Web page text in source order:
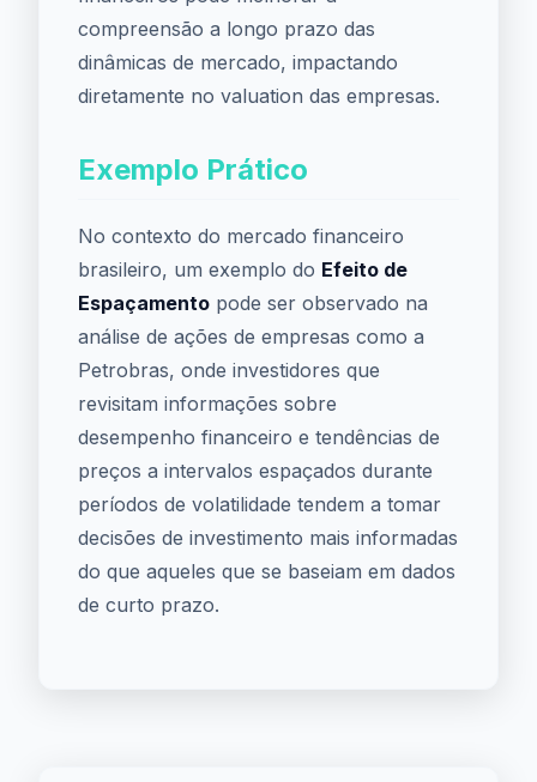
compreensão a longo prazo das
dinâmicas de mercado, impactando
diretamente no valuation das empresas.
Exemplo Prático
No contexto do mercado financeiro
brasileiro, um exemplo do Efeito de
Espaçamento pode ser observado na
análise de ações de empresas como a
Petrobras, onde investidores que
revisitam informações sobre
desempenho financeiro e tendências de
preços a intervalos espaçados durante
períodos de volatilidade tendem a tomar
decisões de investimento mais informadas
do que aqueles que se baseiam em dados
de curto prazo.